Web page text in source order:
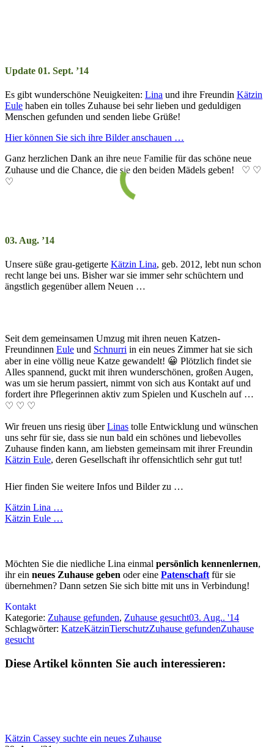
Update 01. Sept. ’14
Es gibt wunderschöne Neuigkeiten: Lina und ihre Freundin Kätzin
Eule haben ein tolles Zuhause bei sehr lieben und geduldigen
Menschen gefunden und senden liebe Grüße!
Hier können Sie sich ihre Bilder anschauen …
Ganz herzlichen Dank an ihre neue Familie für das schöne neue
Zuhause und die Chance, die sie den beiden Mädels geben! ♡ ♡
♡
03. Aug. ’14
Unsere süße grau-getigerte Kätzin Lina, geb. 2012, lebt nun schon
recht lange bei uns. Bisher war sie immer sehr schüchtern und
ängstlich gegenüber allem Neuen …
Seit dem gemeinsamen Umzug mit ihren neuen Katzen-
Freundinnen Eule und Schnurri in ein neues Zimmer hat sie sich
aber in eine völlig neue Katze gewandelt! 😀 Plötzlich findet sie
Alles spannend, guckt mit ihren wunderschönen, großen Augen,
was um sie herum passiert, nimmt von sich aus Kontakt auf und
fordert ihre Pflegerinnen aktiv zum Spielen und Kuscheln auf …
♡ ♡ ♡
Wir freuen uns riesig überLinas tolle Entwicklung und wünschen
uns sehr für sie, dass sie nun bald ein schönes und liebevolles
Zuhause finden kann, am liebsten gemeinsam mit ihrer Freundin
Kätzin Eule, deren Gesellschaft ihr offensichtlich sehr gut tut!
Hier finden Sie weitere Infos und Bilder zu …
Kätzin Lina …
Kätzin Eule …
Möchten Sie die niedliche Lina einmal persönlich kennenlernen,
ihr ein neues Zuhause geben oder eine Patenschaft für sie
übernehmen? Dann setzen Sie sich bitte mit uns in Verbindung!
Kontakt
Kategorie: Zuhause gefunden, Zuhause gesucht03. Aug.. '14
Schlagwörter: KatzeKätzinTierschutzZuhause gefundenZuhause
gesucht
Diese Artikel könnten Sie auch interessieren:
Kätzin Cassey suchte ein neues Zuhause